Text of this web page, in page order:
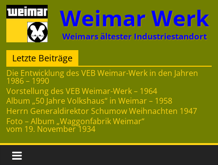
Zum
Inhalt
springen
Weimar Werk
Weimars ältester Industriestandort
Letzte Beiträge
Die Entwicklung des VEB Weimar-Werk in den Jahren
1986 – 1990
Vorstellung des VEB Weimar-Werk – 1964
Album „50 Jahre Volkshaus“ in Weimar – 1958
Herrn Generaldirektor Schumow Weihnachten 1947
Foto – Album „Waggonfabrik Weimar“
vom 19. November 1934